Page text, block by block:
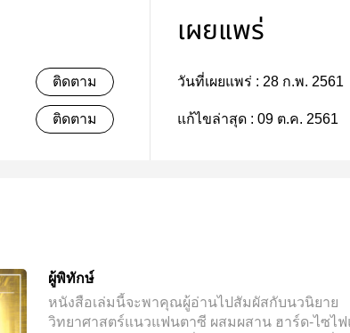
ติดตาม
ติดตาม
เผยแพร่
วันที่เผยแพร่ : 28 ก.พ. 2561
แก้ไขล่าสุด : 09 ต.ค. 2561
ผู้พิทักษ์
หนังสือเล่มนี้จะพาคุณผู้อ่านไปสัมผัสกับนวนิยาย
วิทยาศาสตร์แนวแฟนตาซี ผสมผสาน ฮาร์ด-ไซไฟ